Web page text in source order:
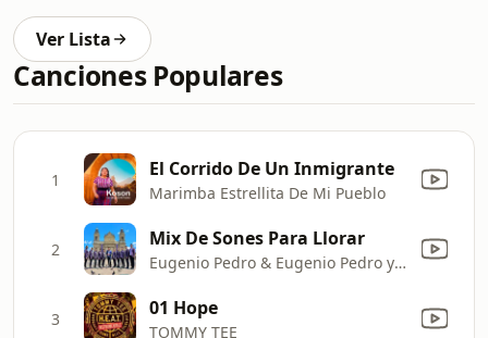
Ver Lista
Canciones Populares
1 El Corrido De Un Inmigrante
Marimba Estrellita De Mi Pueblo
2 Mix De Sones Para Llorar
Eugenio Pedro & Eugenio Pedro y su Marimba
3 01 Hope
TOMMY TEE